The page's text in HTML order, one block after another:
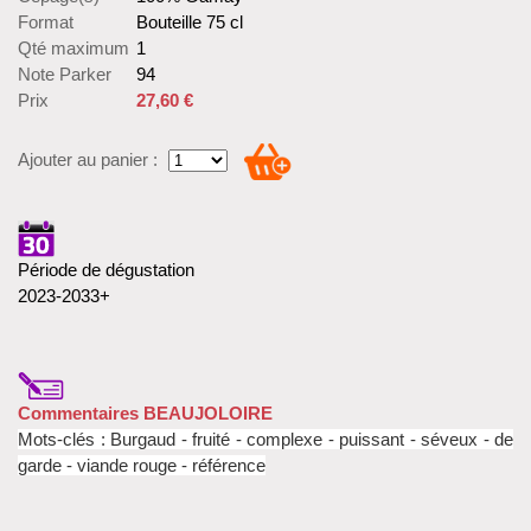
Format
Bouteille 75 cl
Qté maximum 1
Note Parker
94
Prix
27,60 €
Ajouter au panier :
Période de dégustation
2023-2033+
Commentaires BEAUJOLOIRE
Mots-clés : Burgaud - fruité - complexe - puissant - séveux - de
garde - viande rouge - référence